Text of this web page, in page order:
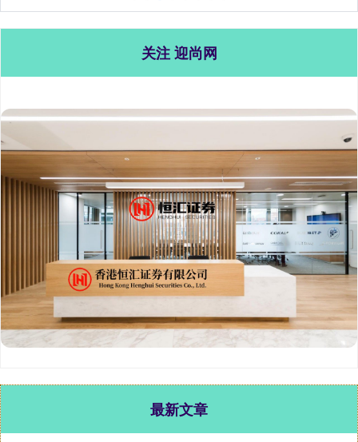
关注 迎尚网
最新文章